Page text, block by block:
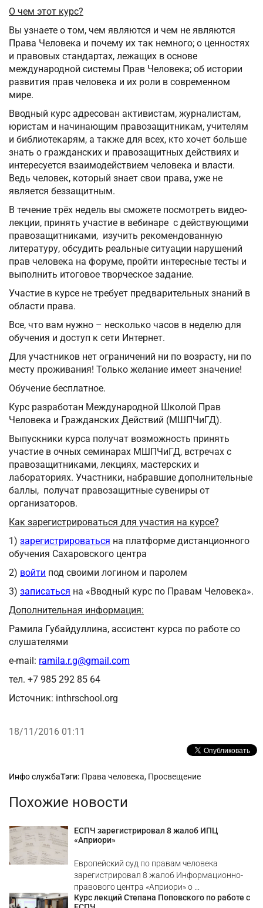
О чем этот курс?
Вы узнаете о том, чем являются и чем не являются
Права Человека и почему их так немного; о ценностях
и правовых стандартах, лежащих в основе
международной системы Прав Человека; об истории
развития прав человека и их роли в современном
мире.
Вводный курс адресован активистам, журналистам,
юристам и начинающим правозащитникам, учителям
и библиотекарям, а также для всех, кто хочет больше
знать о гражданских и правозащитных действиях и
интересуется взаимодействием человека и власти.
Ведь человек, который знает свои права, уже не
является беззащитным.
В течение трёх недель вы сможете посмотреть видео-
лекции, принять участие в вебинаре с действующими
правозащитниками, изучить рекомендованную
литературу, обсудить реальные ситуации нарушений
прав человека на форуме, пройти интересные тесты и
выполнить итоговое творческое задание.
Участие в курсе не требует предварительных знаний в
области права.
Все, что вам нужно – несколько часов в неделю для
обучения и доступ к сети Интернет.
Для участников нет ограничений ни по возрасту, ни по
месту проживания! Только желание имеет значение!
Обучение бесплатное.
Курс разработан Международной Школой Прав
Человека и Гражданских Действий (МШПЧиГД).
Выпускники курса получат возможность принять
участие в очных семинарах МШПЧиГД, встречах с
правозащитниками, лекциях, мастерских и
лабораториях. Участники, набравшие дополнительные
баллы, получат правозащитные сувениры от
организаторов.
Как зарегистрироваться для участия на курсе?
1) зарегистрироваться на платформе дистанционного
обучения Сахаровского центра
2) войти под своими логином и паролем
3) записаться на «Вводный курс по Правам Человека».
Дополнительная информация:
Рамила Губайдуллина, ассистент курса по работе со
слушателями
e-mail: ramila.r.g@gmail.com
тел. +7 985 292 85 64
Источник: inthrschool.org
18/11/2016 01:11
Рубрики
Инфо службаТэги: Права человека, Просвещение
Похожие новости
ЕСПЧ зарегистрировал 8 жалоб ИПЦ
«Априори»
Европейский суд по правам человека
зарегистрировал 8 жалоб Информационно-
правового центра «Априори» о ...
Курс лекций Степана Поповского по работе с